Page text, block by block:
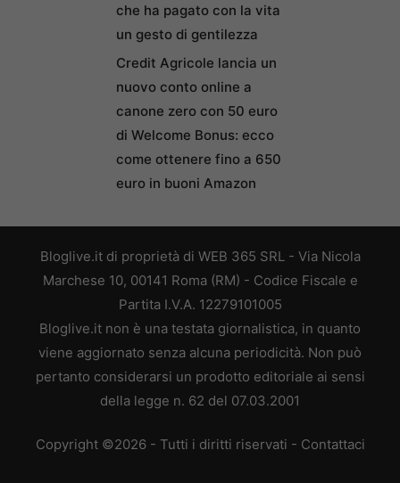
che ha pagato con la vita
un gesto di gentilezza
Credit Agricole lancia un
nuovo conto online a
canone zero con 50 euro
di Welcome Bonus: ecco
come ottenere fino a 650
euro in buoni Amazon
Bloglive.it di proprietà di WEB 365 SRL - Via Nicola
Marchese 10, 00141 Roma (RM) - Codice Fiscale e
Partita I.V.A. 12279101005
Bloglive.it non è una testata giornalistica, in quanto
viene aggiornato senza alcuna periodicità. Non può
pertanto considerarsi un prodotto editoriale ai sensi
della legge n. 62 del 07.03.2001
Copyright ©2026 - Tutti i diritti riservati - Contattaci